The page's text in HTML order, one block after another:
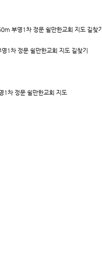
부영1차 정문 쉴만한교회 지도 길찾기
차 정문 쉴만한교회 지도 길찾기
차 정문 쉴만한교회 지도